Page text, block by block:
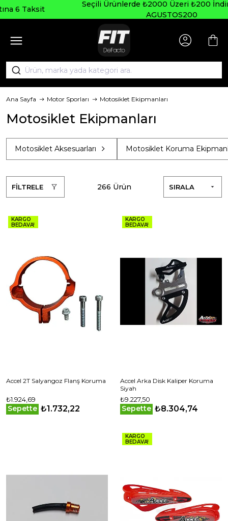
Seçili Ürünlerde ₺2000 Üzeri ₺200 İndirim Kodu:
Ana Sayfa Motor Sporları Motosiklet Ekipmanları
Motosiklet Ekipmanları
Motosiklet Aksesuarları Motosiklet Koruma
FİLTRELE SIRALA
266 Ürün
KARGO
BEDAVA!
Accel 2T Salyangoz Flanş Koruma
₺1.924,69
Sepette ₺1.732,22
KARGO
BEDAVA!
Accel Arka Disk Kaliper Koruma
Siyah
₺9.227,50
Sepette ₺8.304,74
KARGO
BEDAVA!